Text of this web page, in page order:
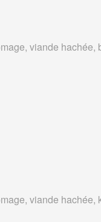
viande hachée,
viande hachée,